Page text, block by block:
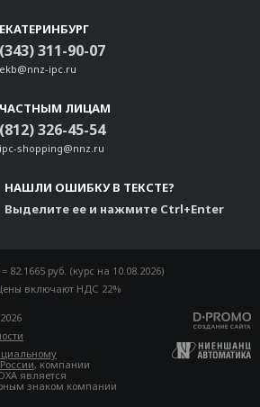
ЕКАТЕРИНБУРГ
(343) 311-90-07
ekb@nnz-ipc.ru
ЧАСТНЫМ ЛИЦАМ
(812) 326-45-54
ipc-shopping@nnz.ru
НАШЛИ ОШИБКУ В ТЕКСТЕ?
Выделите ее и нажмите Ctrl+Enter
= 82.1665 руб. (курс на 10.08.2026)
включают НДС 22%
, компании
является
знаком компании